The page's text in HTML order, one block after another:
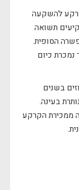
להשקעה
תשואה
הסופית.
נמכרת כיום
בשנים
בעינה.
ממכירת הקרקע